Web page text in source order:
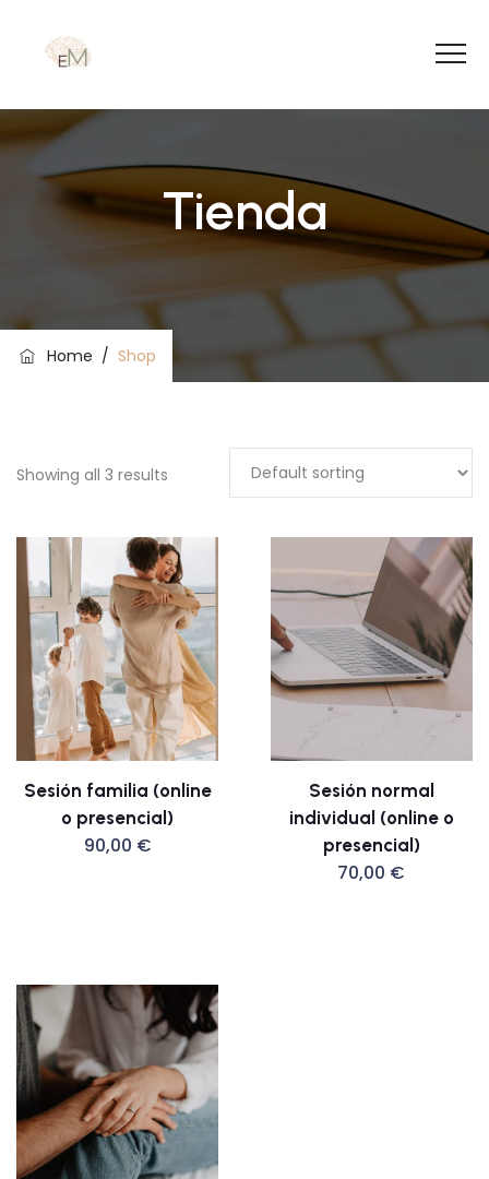
Tienda
Home / Shop
Showing all 3 results
Sesión familia (online
o presencial)
90,00 €
Sesión normal
individual (online o
presencial)
70,00 €